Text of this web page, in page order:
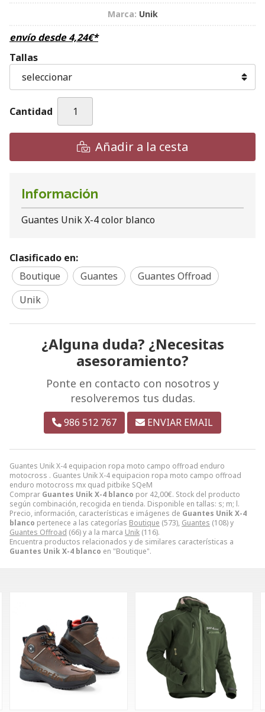
Marca: Unik
envío desde4,24€*
Tallas
Cantidad
Añadir a la cesta
Guantes Unik X-4 equipacion ropa moto campo offroad enduro
motocross . Guantes Unik X-4 equipacion ropa moto campo offroad
enduro motocross mx quad pitbike SQeM
Comprar Guantes Unik X-4 blanco por 42,00€. Stock del producto
según combinación, recogida en tienda. Disponible en tallas: s; m; l.
Precio, información, características e imágenes de Guantes Unik X-4
blanco pertenece a las categorías Boutique (573), Guantes (108) y
Guantes Offroad (66) y a la marca Unik (116).
Encuentra productos relacionados y de similares características a
Guantes Unik X-4 blanco en "Boutique".
Información
Guantes Unik X-4 color blanco
Clasificado en:
Boutique
Guantes
Guantes Offroad
Unik
¿Alguna duda? ¿Necesitas
asesoramiento?
Ponte en contacto con nosotros y
resolveremos tus dudas.
986 512 767 ENVIAR EMAIL